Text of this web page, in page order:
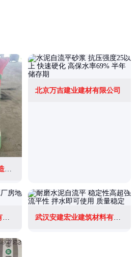
昆明市佰意建筑材料制造有限公司
北京万吉建业建材有限公司
博固特新型建材(惠州)有限公司 武汉安建宏业建筑材料有限公司